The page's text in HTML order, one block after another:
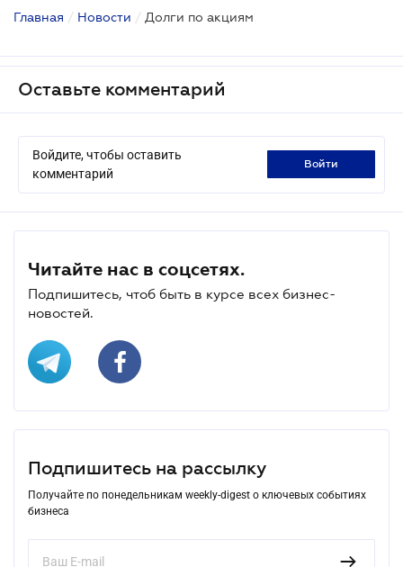
Главная / Новости / Долги по акциям
Оставьте комментарий
Войдите, чтобы оставить
комментарий
войти
Читайте нас в соцсетях.
Подпишитесь, чтоб быть в курсе всех бизнес-
новостей.
Подпишитесь на рассылку
Получайте по понедельникам weekly-digest о ключевых событиях
бизнеса